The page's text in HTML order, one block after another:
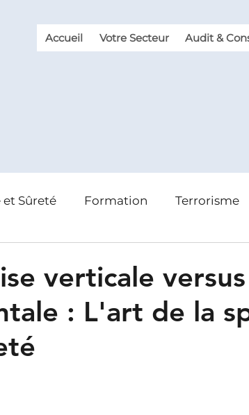
Accueil Votre Secteur Audit &
et Sûreté Formation Terrorisme
verticale
: L'art de la